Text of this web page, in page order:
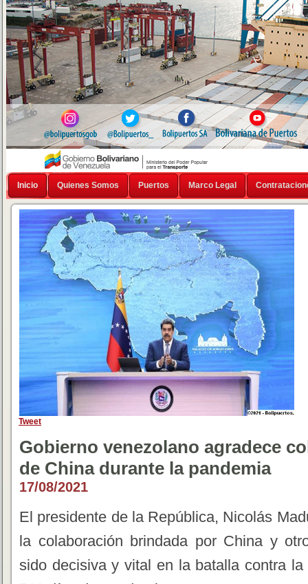
Inicio Quienes Somos Puertos Marco Legal
Tweet
Gobierno venezolano agradece
de China durante la pandemia
17/08/2021
El presidente de la República, Nicolás
la colaboración brindada por China y
sido decisiva y vital en la batalla contra